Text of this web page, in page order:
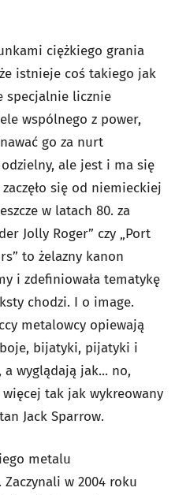
ciężkiego grania
istnieje coś takiego jak
specjalnie licznie
wspólnego z power,
go za nurt
ale jest i ma się
się od niemieckiej
w latach 80. za
Jolly Roger” czy „Port
to żelazny kanon
i zdefiniowała tematykę
chodzi. I o image.
metalowcy opiewają
bijatyki, pijatyki i
wyglądają jak... no,
tak jak wykreowany
Jack Sparrow.
metalu
w 2004 roku